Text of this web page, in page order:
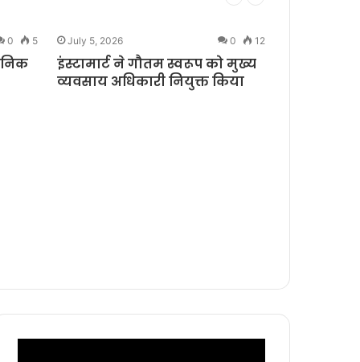
0 5 July 5, 2026 0 12
इंस्टामार्ट ने गौतम स्वरूप को मुख्य
व्यवसाय अधिकारी नियुक्त किया